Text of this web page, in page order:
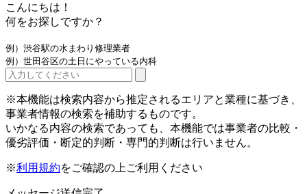
こんにちは！
何をお探しですか？
例）渋谷駅の水まわり修理業者
例）世田谷区の土日にやっている内科
※本機能は検索内容から推定されるエリアと業種に基づき、
事業者情報の検索を補助するものです。
いかなる内容の検索であっても、本機能では事業者の比較・
優劣評価・断定的判断・専門的判断は行いません。
※利用規約をご確認の上ご利用ください